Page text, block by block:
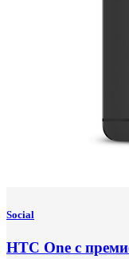
Social
HTC One с